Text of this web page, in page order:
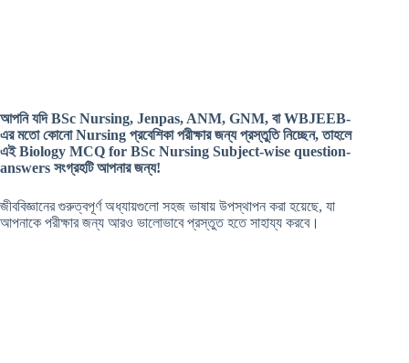
আপনি যদি BSc Nursing, Jenpas, ANM, GNM, বা WBJEEB-
এর মতো কোনো Nursing প্রবেশিকা পরীক্ষার জন্য প্রস্তুতি নিচ্ছেন, তাহলে
এই Biology MCQ for BSc Nursing Subject-wise question-
answers সংগ্রহটি আপনার জন্য!
জীববিজ্ঞানের গুরুত্বপূর্ণ অধ্যায়গুলো সহজ ভাষায় উপস্থাপন করা হয়েছে, যা
আপনাকে পরীক্ষার জন্য আরও ভালোভাবে প্রস্তুত হতে সাহায্য করবে।